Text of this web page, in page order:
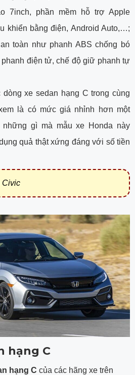
7inch, phần mềm hỗ trợ Apple
khiển bằng điện, Android Auto,…;
toàn như phanh ABS chống bó
điện tử, chế độ giữ phanh tự
xe sedan hạng C trong cùng
là có mức giá nhỉnh hơn một
những gì mà mẫu xe Honda này
quả thật xứng đáng với số tiền
Civic
hạng C
hạng C của các hãng xe trên